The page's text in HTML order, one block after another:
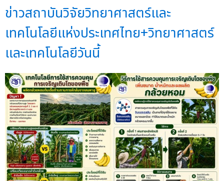
ข่าวสถาบันวิจัยวิทยาศาสตร์และ
เทคโนโลยีแห่งประเทศไทย+วิทยาศาสตร์
และเทคโนโลยีวันนี้